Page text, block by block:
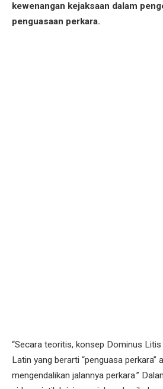
kewenangan kejaksaan dalam
penguasaan perkara.
“Secara teoritis, konsep Dominus
Latin yang berarti “penguasa perkara”
mengendalikan jalannya perkara.”